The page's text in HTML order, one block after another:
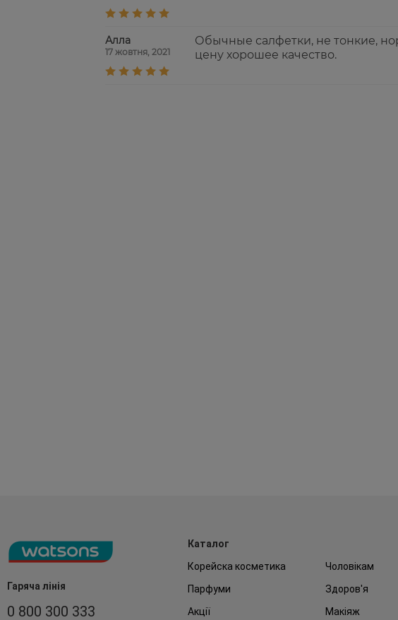
Алла
17 жовтня, 2021
Обычные салфетки, не тонкие,
цену хорошее качество.
Гаряча лінія
0 800 300 333
Каталог
Корейска косметика
Чоловікам
Парфуми
Здоров'я
Акції
Макіяж